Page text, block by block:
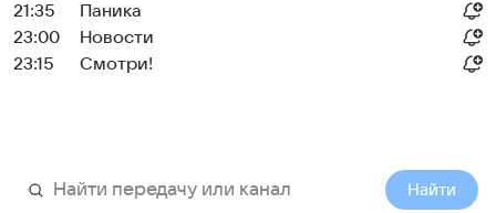
21:35
Паника
23:00
Новости
23:15
Смотри!
Найти